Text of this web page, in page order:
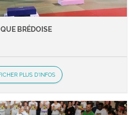
BRÉDOISE
PLUS D'INFOS